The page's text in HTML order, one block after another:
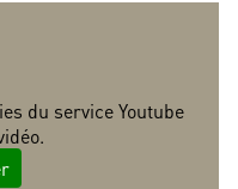
du service Youtube